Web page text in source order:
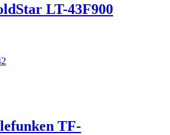
LT-43F900
TF-